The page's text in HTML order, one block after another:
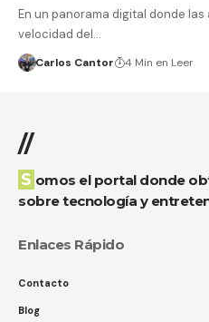
En un panorama digital donde
velocidad del…
Carlos Cantor 4 Min en Leer
//
Somos el portal donde obtendrás las novedades
sobre tecnología y
Enlaces Rápido
Contacto
Blog